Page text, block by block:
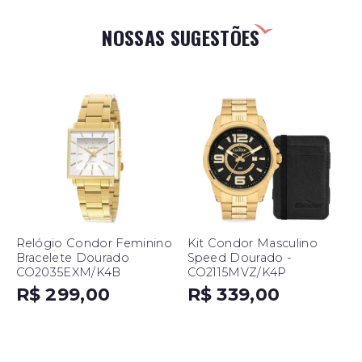
NOSSAS SUGESTÕES
Relógio Condor Feminino
Bracelete Dourado
CO2035EXM/K4B
R$ 299,00
Kit Condor Masculino
Speed Dourado -
CO2115MVZ/K4P
R$ 339,00